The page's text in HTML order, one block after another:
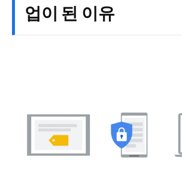
업이 된 이유